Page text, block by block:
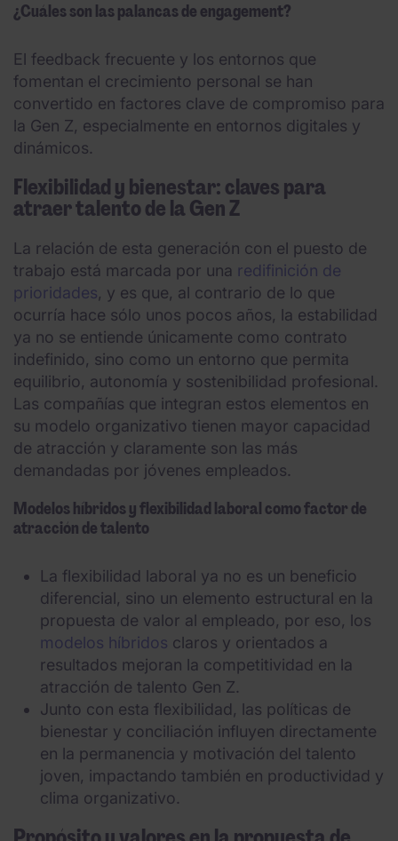
¿Cuáles son las palancas de engagement?
El feedback frecuente y los entornos que
fomentan el crecimiento personal se han
convertido en factores clave de compromiso para
la Gen Z, especialmente en entornos digitales y
dinámicos.
Flexibilidad y bienestar: claves para
atraer talento de la Gen Z
La relación de esta generación con el puesto de
trabajo está marcada por una redifinición de
prioridades, y es que, al contrario de lo que
ocurría hace sólo unos pocos años, la estabilidad
ya no se entiende únicamente como contrato
indefinido, sino como un entorno que permita
equilibrio, autonomía y sostenibilidad profesional.
Las compañías que integran estos elementos en
su modelo organizativo tienen mayor capacidad
de atracción y claramente son las más
demandadas por jóvenes empleados.
Modelos híbridos y flexibilidad laboral como factor de
atracción de talento
La flexibilidad laboral ya no es un beneficio
diferencial, sino un elemento estructural en la
propuesta de valor al empleado, por eso, los
modelos híbridos claros y orientados a
resultados mejoran la competitividad en la
atracción de talento Gen Z.
Junto con esta flexibilidad, las políticas de
bienestar y conciliación influyen directamente
en la permanencia y motivación del talento
joven, impactando también en productividad y
clima organizativo.